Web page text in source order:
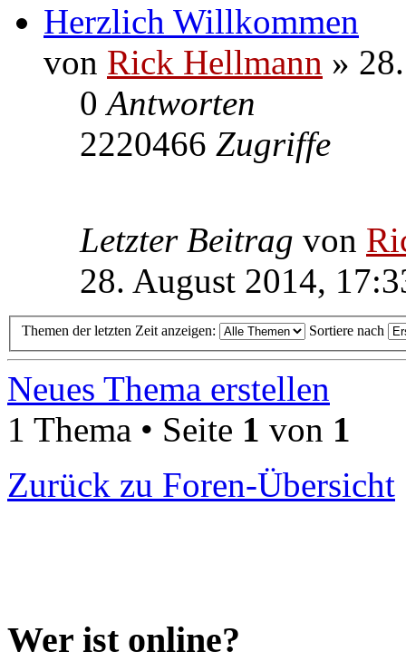
Herzlich Willkommen
von Rick Hellmann »
0Antworten
2220466 Zugriffe
Letzter Beitrag von
28. August 2014,
Themen der letzten Zeit anzeigen: Sortiere nach
Neues Thema erstellen
1 Thema • Seite 1 von 1
Zurück zu Foren-Übersicht
Wer ist online?